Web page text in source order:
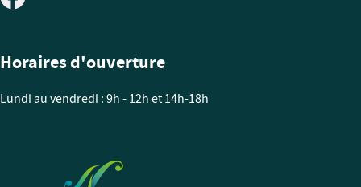
Horaires d'ouverture
Lundi au vendredi : 9h - 12h et 14h-18h